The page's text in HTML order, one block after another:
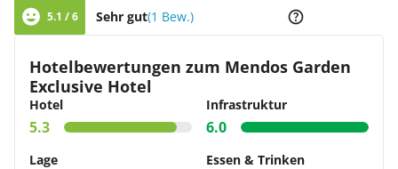
5.1 / 6 Sehr gut(1 Bew.)
Hotelbewertungen zum Mendos Garden
Exclusive Hotel
Hotel
5.3
Infrastruktur
6.0
Lage Essen & Trinken